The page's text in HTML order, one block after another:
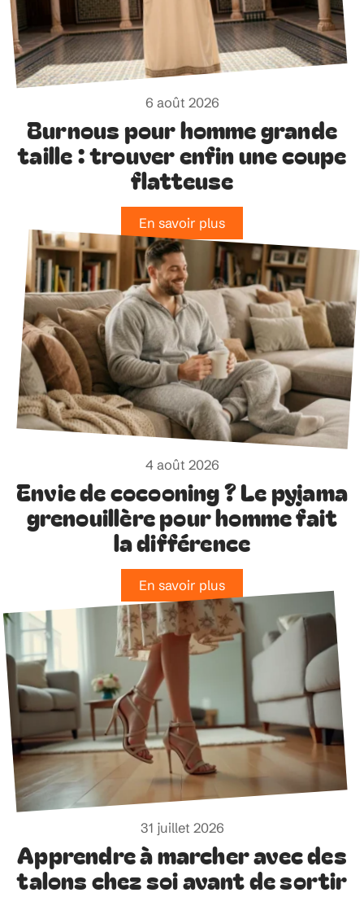
6 août 2026
Burnous pour homme grande
taille : trouver enfin une coupe
flatteuse
En savoir plus
4 août 2026
Envie de cocooning ? Le pyjama
grenouillère pour homme fait
la différence
En savoir plus
31 juillet 2026
Apprendre à marcher avec des
talons chez soi avant de sortir